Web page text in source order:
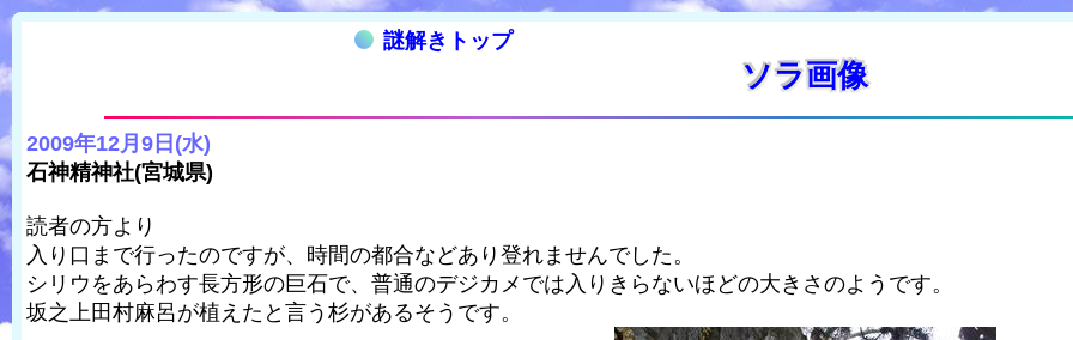
謎解きトップ
ソラ画像
2009年12月9日(水)
石神精神社(宮城県)
読者の方より
入り口まで行ったのですが、時間の都合などあり登れませんでした。
シリウをあらわす長方形の巨石で、普通のデジカメでは入りきらないほどの大きさのようです。
坂之上田村麻呂が植えたと言う杉があるそうです。